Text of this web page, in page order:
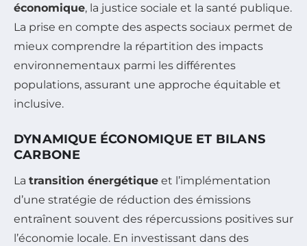
économique, la justice sociale et la santé publique.
La prise en compte des aspects sociaux permet de
mieux comprendre la répartition des impacts
environnementaux parmi les différentes
populations, assurant une approche équitable et
inclusive.
DYNAMIQUE ÉCONOMIQUE ET BILANS
CARBONE
La transition énergétique et l’implémentation
d’une stratégie de réduction des émissions
entraînent souvent des répercussions positives sur
l’économie locale. En investissant dans des